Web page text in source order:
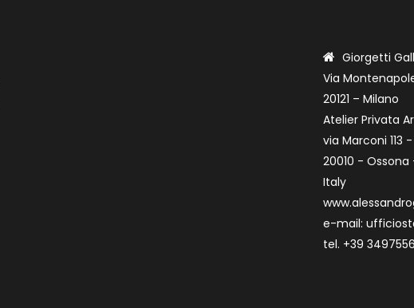
Giorgetti
Via
20121 – Milano
Atelier Privata
via Marconi 113 -
20010 - Ossona
Italy
e-mail:
tel. +39